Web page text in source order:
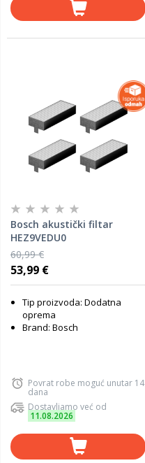
Bosch akustički filtar
HEZ9VEDU0
60,99 €
53,99 €
Tip proizvoda: Dodatna
oprema
Brand: Bosch
Povrat robe moguć unutar 14
dana
Dostavljamo već od
11.08.2026